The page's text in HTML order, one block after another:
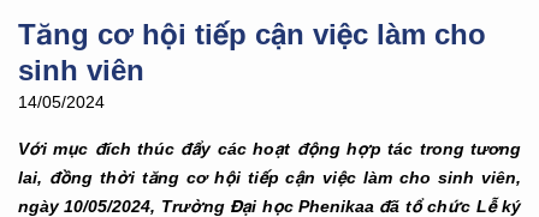
Tăng cơ hội tiếp cận việc làm cho
sinh viên
14/05/2024
Với mục đích thúc đẩy các hoạt động hợp tác trong tương
lai, đồng thời tăng cơ hội tiếp cận việc làm cho sinh viên,
ngày 10/05/2024, Trường Đại học Phenikaa đã tổ chức Lễ ký